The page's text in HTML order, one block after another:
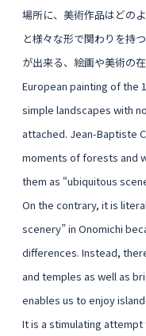
場所に、美術作品はどの
と様々な形で関わりを持
が出来る、絵画や美術の
European painting of the
simple landscapes with
attached. Jean-Baptiste
moments of forests and
them as “ubiquitous
On the contrary, it is
scenery” in Onomichi
differences. Instead,
and temples as well as
enables us to enjoy
It is a stimulating